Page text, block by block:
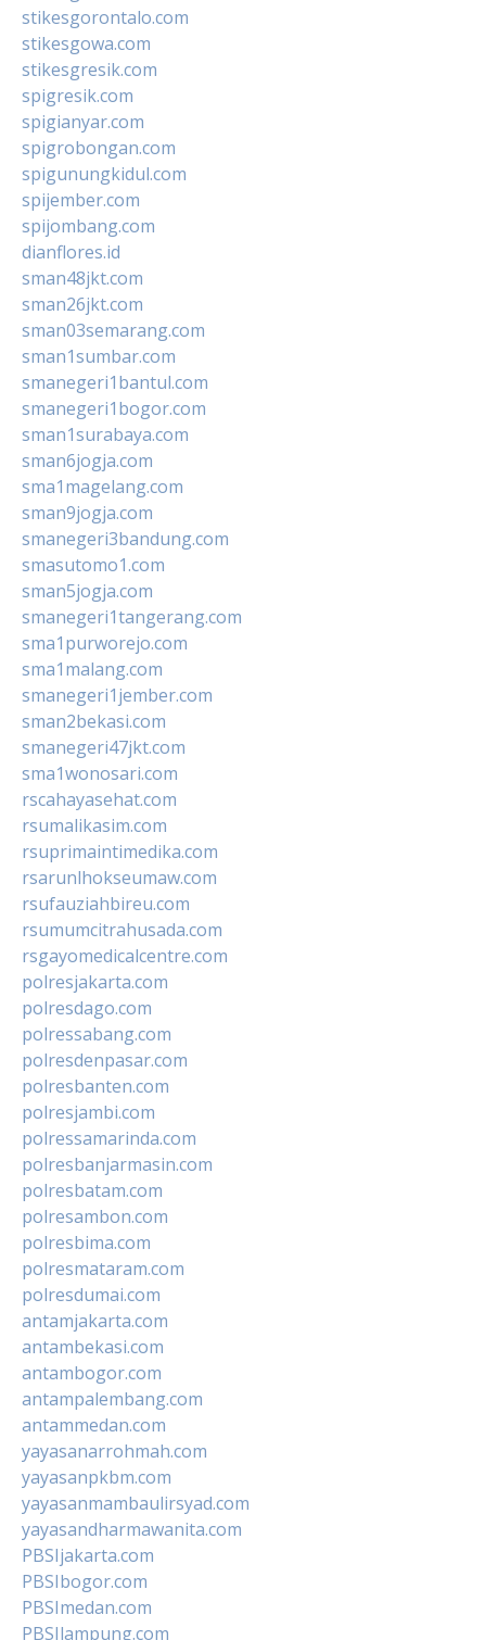
stikesgorontalo.com
stikesgowa.com
stikesgresik.com
spigresik.com
spigianyar.com
spigrobongan.com
spigunungkidul.com
spijember.com
spijombang.com
dianflores.id
sman48jkt.com
sman26jkt.com
sman03semarang.com
sman1sumbar.com
smanegeri1bantul.com
smanegeri1bogor.com
sman1surabaya.com
sman6jogja.com
sma1magelang.com
sman9jogja.com
smanegeri3bandung.com
smasutomo1.com
sman5jogja.com
smanegeri1tangerang.com
sma1purworejo.com
sma1malang.com
smanegeri1jember.com
sman2bekasi.com
smanegeri47jkt.com
sma1wonosari.com
rscahayasehat.com
rsumalikasim.com
rsuprimaintimedika.com
rsarunlhokseumaw.com
rsufauziahbireu.com
rsumumcitrahusada.com
rsgayomedicalcentre.com
polresjakarta.com
polresdago.com
polressabang.com
polresdenpasar.com
polresbanten.com
polresjambi.com
polressamarinda.com
polresbanjarmasin.com
polresbatam.com
polresambon.com
polresbima.com
polresmataram.com
polresdumai.com
antamjakarta.com
antambekasi.com
antambogor.com
antampalembang.com
antammedan.com
yayasanarrohmah.com
yayasanpkbm.com
yayasanmambaulirsyad.com
yayasandharmawanita.com
PBSIjakarta.com
PBSIbogor.com
PBSImedan.com
PBSIlampung.com